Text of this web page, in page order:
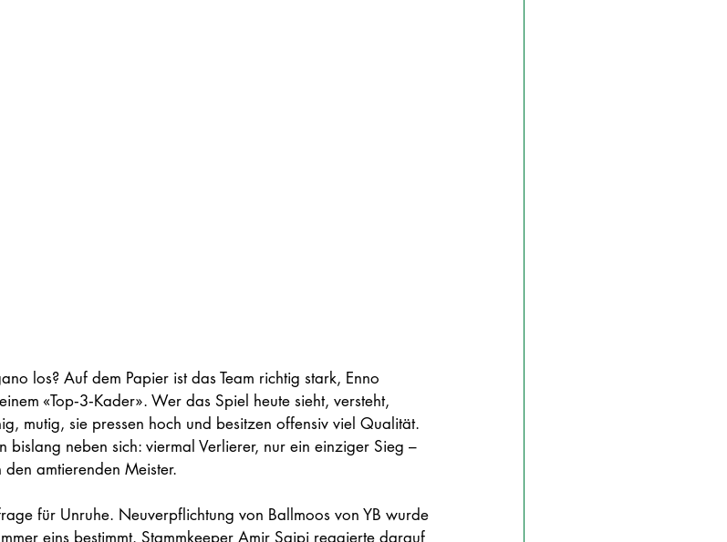
los? Auf dem Papier ist das Team richtig stark, Enno
«Top‑3‑Kader». Wer das Spiel heute sieht, versteht,
mutig, sie pressen hoch und besitzen offensiv viel Qualität.
bislang neben sich: viermal Verlierer, nur ein einziger Sieg –
amtierenden Meister.
für Unruhe. Neuverpflichtung von Ballmoos von YB wurde
eins bestimmt. Stammkeeper Amir Saipi reagierte darauf